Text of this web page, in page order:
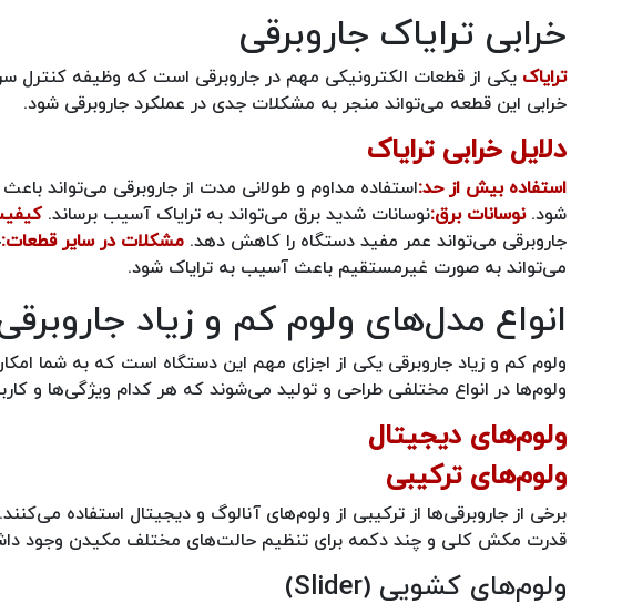
خرابی ترایاک جاروبرقی
ترایاک یکی از قطعات الکترونیکی مهم در جاروبرقی است که وظیفه کنترل
خرابی این قطعه می‌تواند منجر به مشکلات جدی در عملکرد جاروبرقی شود.
دلایل خرابی ترایاک
استفاده بیش از حد:استفاده مداوم و طولانی مدت از جاروبرقی می‌تواند
شود.نوسانات برق:نوسانات شدید برق می‌تواند به ترایاک آسیب برساند.
جاروبرقی می‌تواند عمر مفید دستگاه را کاهش دهد. مشکلات در سایر قطعات:
می‌تواند به صورت غیرمستقیم باعث آسیب به ترایاک شود.
انواع مدل‌های ولوم کم و زیاد
ولوم کم و زیاد جاروبرقی یکی از اجزای مهم این دستگاه است که به شما
ولوم‌ها در انواع مختلفی طراحی و تولید می‌شوند که هر کدام ویژگی‌ها و
ولوم‌های دیجیتال
ولوم‌های ترکیبی
برخی از جاروبرقی‌ها از ترکیبی از ولوم‌های آنالوگ و دیجیتال استفاده
قدرت مکش کلی و چند دکمه برای تنظیم حالت‌های مختلف مکیدن وجود
ولوم‌های کشویی (Slider)